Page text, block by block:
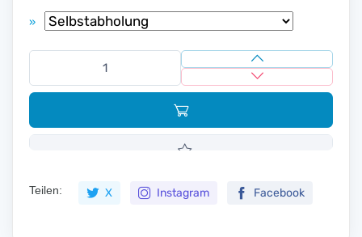
»
Teilen: X Instagram Facebook